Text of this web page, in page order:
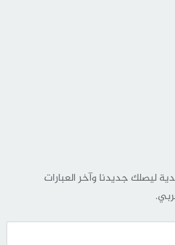
ليصلك جديدنا وآخر العبارات